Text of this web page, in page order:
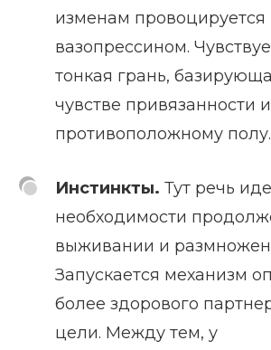
изменам
вазопрессином.
тонкая грань,
чувстве привязанности
противоположному полу.
Инстинкты. Тут речь
необходимости
выживании и
Запускается механизм
более здорового
цели. Между тем, у